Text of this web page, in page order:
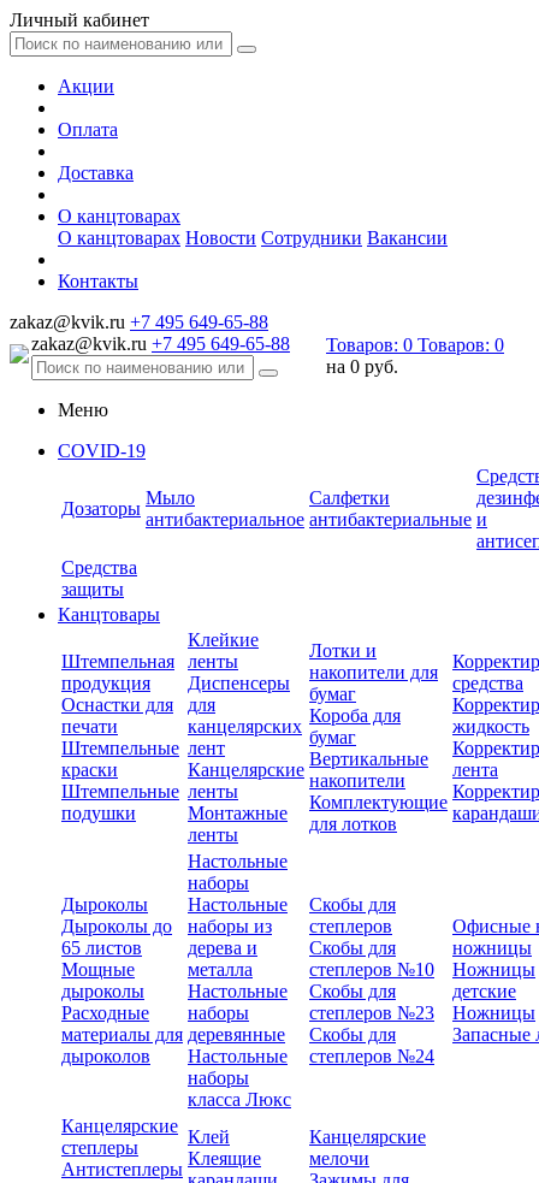
Личный кабинет
Акции
Оплата
Доставка
О канцтоварах
О канцтоварах Новости Сотрудники Вакансии
Контакты
zakaz@kvik.ru +7 495 649-65-88
zakaz@kvik.ru +7 495 649-65-88 Товаров: 0 Товаров: 0
на 0 руб.
Меню
COVID-19
Дозаторы
Мыло
антибактериальное
Салфетки
антибактериальные и
Средства
защиты
Канцтовары
Штемпельная
продукция
Оснастки для
печати
Штемпельные
краски
Штемпельные
подушки
Клейкие
ленты
Диспенсеры
для
канцелярских
лент
Канцелярские
ленты
Монтажные
ленты
Лотки и
накопители для
бумаг
Короба для
бумаг
Вертикальные
накопители
Комплектующие
для лотков
средства
жидкость
лента
Дыроколы
Дыроколы до
65 листов
Мощные
дыроколы
Расходные
материалы для
дыроколов
Настольные
наборы
Настольные
наборы из
дерева и
металла
Настольные
наборы
деревянные
Настольные
наборы
класса Люкс
Скобы для
степлеров
Скобы для
степлеров №10
Скобы для
степлеров №23
Скобы для
степлеров №24
Офисные
ножницы
Ножницы
детские
Ножницы
Запасные
Канцелярские
степлеры
Антистеплеры
Клей
Клеящие
Канцелярские
мелочи